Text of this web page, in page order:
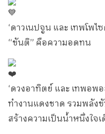
‘ดาวเนปจูน และ เทพโพ
“ขันติ” คือความอดทน
‘ดวงอาทิตย์ และ เทพอ
ทำงานแดงชาด รวมพลัง
สร้างความเป็นน้ำหนึ่งใจ